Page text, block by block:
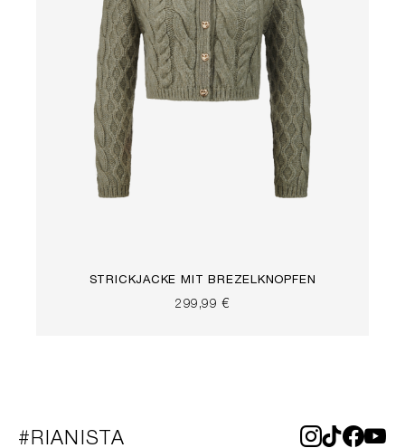
STRICKJACKE MIT BREZELKNÖPFEN
299,99 €
#RIANISTA